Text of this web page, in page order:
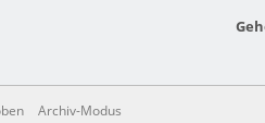
Archiv-Modus